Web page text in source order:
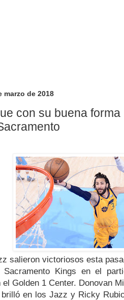
marzo de 2018
con su buena
salieron victoriosos esta
Kings en el
el Golden 1 Center. Donovan
en los Jazz y Ricky